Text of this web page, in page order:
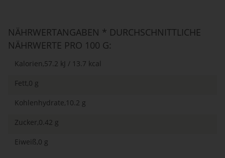
NÄHRWERTANGABEN * DURCHSCHNITTLICHE
NÄHRWERTE PRO 100 G:
Kalorien,57.2 kJ / 13.7 kcal
Fett,0 g
Kohlenhydrate,10.2 g
Zucker,0.42 g
Eiweiß,0 g